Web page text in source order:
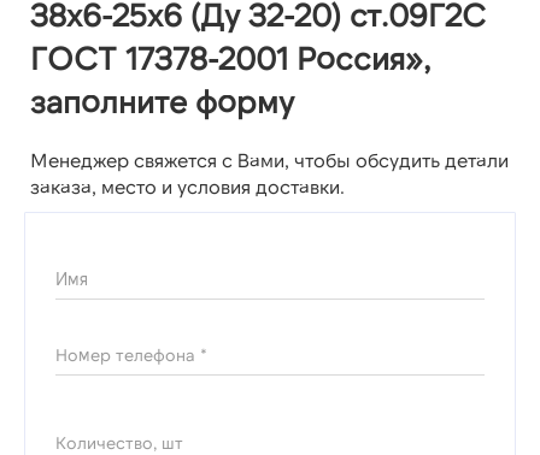
38х6-25х6 (Ду 32-20) ст.09Г2С
ГОСТ 17378-2001 Россия»,
заполните форму
Менеджер свяжется с Вами, чтобы обсудить детали
заказа, место и условия доставки.
Имя
Номер телефона *
Количество, шт